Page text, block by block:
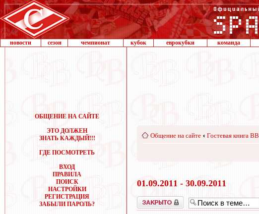
новости сезон чемпионат кубок еврокубки команда
ОБЩЕНИЕ НА САЙТЕ
ЭТО ДОЛЖЕН
ЗНАТЬ КАЖДЫЙ!!!
ГДЕ ПОСМОТРЕТЬ
ВХОД
ПРАВИЛА
ПОИСК
НАСТРОЙКИ
РЕГИСТРАЦИЯ
ЗАБЫЛИ ПАРОЛЬ?
Общение на сайте ‹ Гостевая книга ВВ
01.09.2011 - 30.09.2011
Закрыто